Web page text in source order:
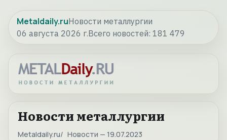
Metaldaily.ruНовости металлургии
06 августа 2026 г.Всего новостей: 181 479
Новости металлургии
Metaldaily.ru Новости — 19.07.2023